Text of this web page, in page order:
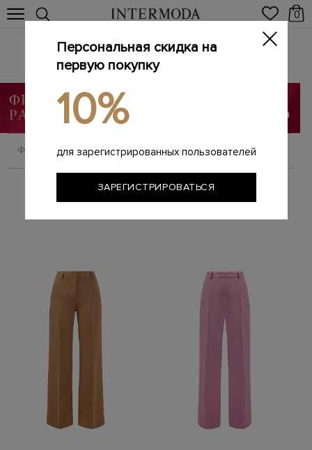
0
Женские брюки
Главная / Женщинам /
ФИЛЬТРОВАТЬ СОРТИРОВАТЬ
Персональная скидка на
первую покупку
10%
для зарегистрированных пользователей
ЗАРЕГИСТРИРОВАТЬСЯ